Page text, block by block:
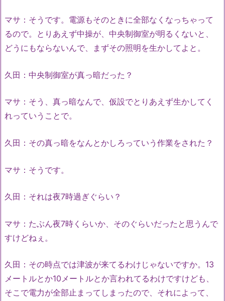
マサ：そうです。電源もそのときに全部なくなっちゃって
るので。とりあえず中操が、中央制御室が明るくないと、
どうにもならないんで、まずその照明を生かしてよと。
久田：中央制御室が真っ暗だった？
マサ：そう、真っ暗なんで、仮設でとりあえず生かしてく
れっていうことで。
久田：その真っ暗をなんとかしろっていう作業をされた？
マサ：そうです。
久田：それは夜7時過ぎぐらい？
マサ：たぶん夜7時くらいか、そのぐらいだったと思うんで
すけどねぇ。
久田：その時点では津波が来てるわけじゃないですか。13
メートルとか10メートルとか言われてるわけですけども、
そこで電力が全部止まってしまったので、それによって、